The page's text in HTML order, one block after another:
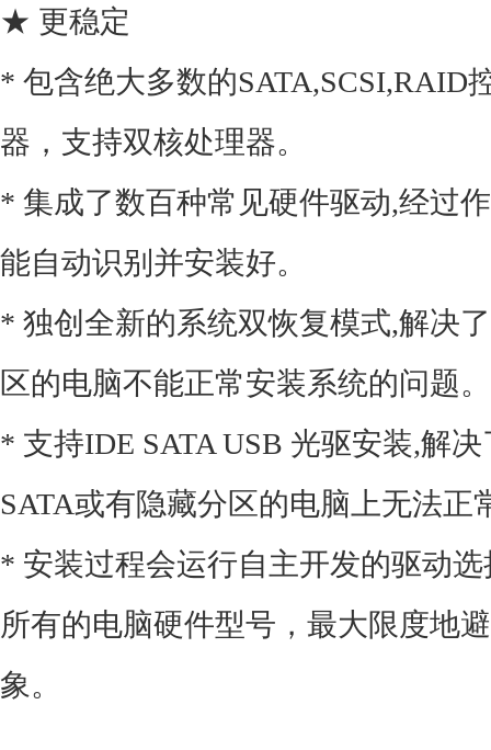
★ 更稳定
* 包含绝大多数的SATA,SCSI,RAID
器，支持双核处理器。
* 集成了数百种常见硬件驱动,经过
能自动识别并安装好。
* 独创全新的系统双恢复模式,解决
区的电脑不能正常安装系统的问题。
* 支持IDE SATA USB 光驱安装,解
SATA或有隐藏分区的电脑上无法正
* 安装过程会运行自主开发的驱动
所有的电脑硬件型号，最大限度地
象。